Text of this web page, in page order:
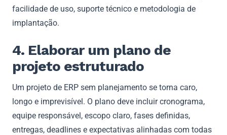
facilidade de uso, suporte técnico e metodologia de
implantação.
4. Elaborar um plano de
projeto estruturado
Um projeto de ERP sem planejamento se torna caro,
longo e imprevisível. O plano deve incluir cronograma,
equipe responsável, escopo claro, fases definidas,
entregas, deadlines e expectativas alinhadas com todas